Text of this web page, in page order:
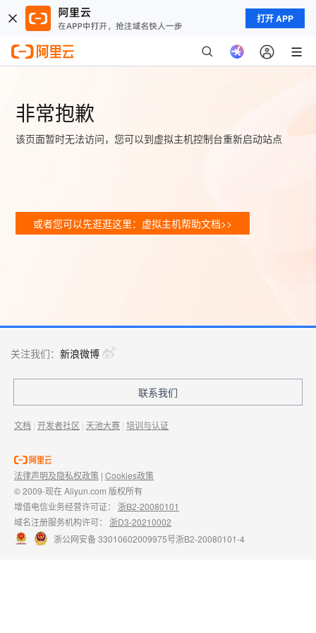
打开 APP
非常抱歉
该页面暂时无法访问，您可以到虚拟主机控制台重新启动站点
或者您可以先逛逛这里：虚拟主机帮助文档>>